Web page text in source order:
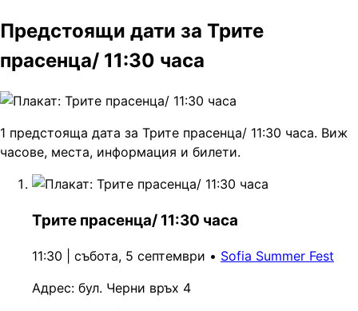
Предстоящи дати за Трите
прасенца/ 11:30 часа
1 предстояща дата за Трите прасенца/ 11:30 часа. Виж
часове, места, информация и билети.
Трите прасенца/ 11:30 часа
11:30 | събота, 5 септември • Sofia Summer Fest
Адрес: бул. Черни връх 4